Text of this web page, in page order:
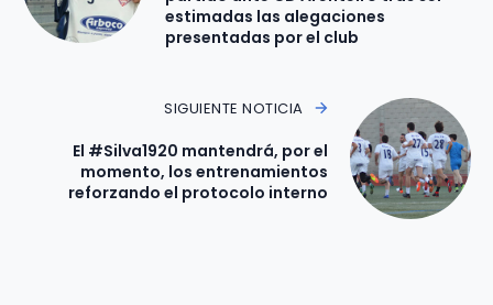
estimadas las alegaciones
presentadas por el club
SIGUIENTE NOTICIA
El #Silva1920 mantendrá, por el
momento, los entrenamientos
reforzando el protocolo interno